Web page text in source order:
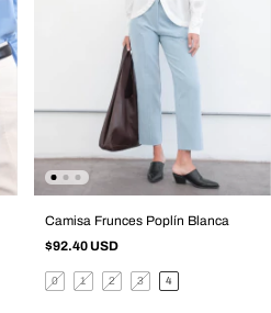
Camisa Frunces Poplín Blanca
$92.40 USD
0 1 2 3 4